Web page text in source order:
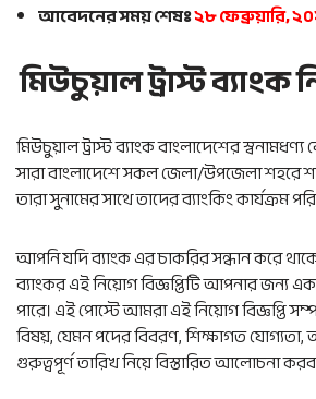
আবেদনের সময় শেষঃ২৮ ফেব্রুয়ারি,
মিউচুয়াল ট্রাস্ট
মিউচুয়াল ট্রাস্ট ব্যাংক বাংলাদেশের স্বনামধণ্য
সারা বাংলাদেশে সকল জেলা/উপজেলা শহরে
তারা সুনামের সাথে তাদের ব্যাংকিং কার্যক্রম
আপনি যদি ব্যাংক এর চাকরির সন্ধান করে
ব্যাংকর এই নিয়োগ বিজ্ঞপ্তিটি আপনার জন্য
পারে। এই পোস্টে আমরা এই নিয়োগ বিজ্ঞপ্তি
বিষয়, যেমন পদের বিবরণ, শিক্ষাগত যোগ্যতা,
গুরুত্বপূর্ণ তারিখ নিয়ে বিস্তারিত আলোচনা